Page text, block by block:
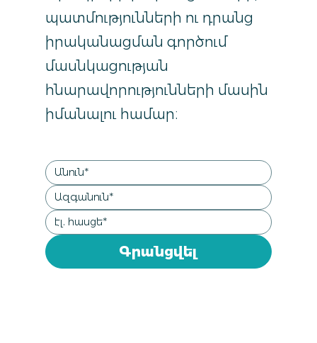
Գրանցվել
պատմությունների ու դրանց
իրականացման գործում
մասնկացության
հնարավորությունների մասին
իմանալու համար։